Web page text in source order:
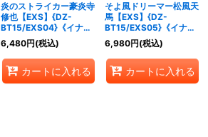
炎のストライカー豪炎寺
修也【EXS】{DZ-
BT15/EXS04}《イナズ
マイレブン》
6,480円(税込)
カートに入れる
そよ風ドリーマー松風天
馬【EXS】{DZ-
BT15/EXS05}《イナズ
マイレブン》
6,980円(税込)
カートに入れる